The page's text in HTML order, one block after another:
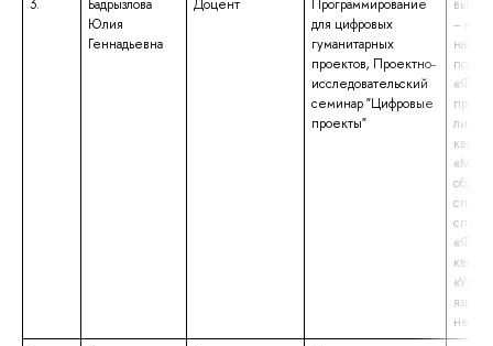
3.
Бадрызлова
Юлия
Геннадьевна
Доцент
Программирование
для цифровых
гуманитарных
проектов, Проектно-
исследовательский
семинар "Цифровые
проекты"
–